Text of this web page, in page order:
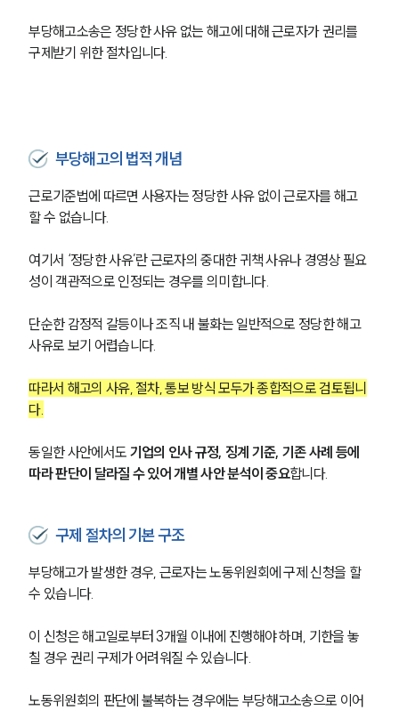
부당해고소송은 정당한 사유 없는 해고에 대해 근로자가 권리를
구제받기 위한 절차입니다.
부당해고의 법적 개념
근로기준법에 따르면 사용자는 정당한 사유 없이 근로자를 해고
할 수 없습니다.
여기서 ‘정당한 사유’란 근로자의 중대한 귀책 사유나 경영상 필요
성이 객관적으로 인정되는 경우를 의미합니다.
단순한 감정적 갈등이나 조직 내 불화는 일반적으로 정당한 해고
사유로 보기 어렵습니다.
따라서 해고의 사유, 절차, 통보 방식 모두가 종합적으로 검토됩니
다.
동일한 사안에서도 기업의 인사 규정, 징계 기준, 기존 사례 등에
따라 판단이 달라질 수 있어 개별 사안 분석이 중요합니다.
구제 절차의 기본 구조
부당해고가 발생한 경우, 근로자는 노동위원회에 구제 신청을 할
수 있습니다.
이 신청은 해고일로부터 3개월 이내에 진행해야 하며, 기한을 놓
칠 경우 권리 구제가 어려워질 수 있습니다.
노동위원회의 판단에 불복하는 경우에는 부당해고소송으로 이어